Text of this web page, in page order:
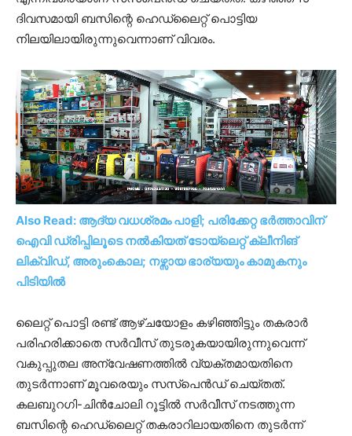
ദിവസമായി ബസിന്റെ ഹെഡ്ലൈറ്റ് പൊട്ടിയ
നിലയിലായിരുന്നുവെന്നാണ് വിവരം.
Also Read: ആദ്യ വധശ്രമം പാളി; പരിക്കേറ്റ ഭർത്താവിന്
ഐവി ഡ്രിപ്പിലൂടെ നൽകിയത് ടോയ്ലെറ്റ് ക്ലീനിങ്
ലിക്വിഡ്, അരുംകൊല; നഴ്സായ ഭാര്യയും കാമുകനും
പിടിയിൽ
ലൈറ്റ് പൊട്ടി രണ്ട് ആഴ്ചയോളം കഴിഞ്ഞിട്ടും തകരാർ
പരിഹരിക്കാതെ സർവീസ് തുടരുകയായിരുന്നുവെന്ന്
വകുപ്പുതല അന്വേഷണത്തിൽ വ്യക്തമായതിനെ
തുടർന്നാണ് മൂവരെയും സസ്‌പെൻഡ് ചെയ്തത്.
കലബുറഗി-ചിൻചോലി റൂട്ടിൽ സർവീസ് നടത്തുന്ന
ബസിന്റെ ഹെഡ്ലൈറ്റ് തകരാറിലായതിനെ തുടർന്ന്